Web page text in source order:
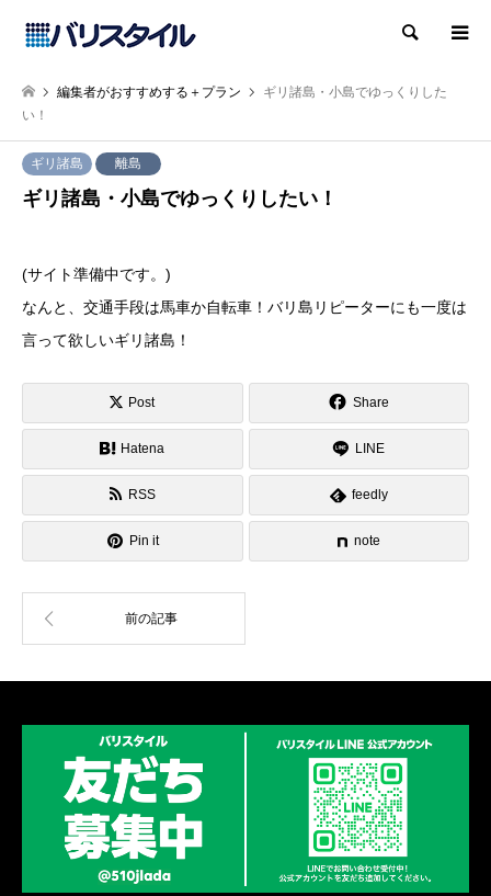
検索
編集者がおすすめする＋プラン
ギリ諸島・小島でゆっくりした
い！
ギリ諸島 離島
ギリ諸島・小島でゆっくりしたい！
(サイト準備中です。)
なんと、交通手段は馬車か自転車！バリ島リピーターにも一度は
言って欲しいギリ諸島！
Post Share
Hatena LINE
RSS feedly
Pin it note